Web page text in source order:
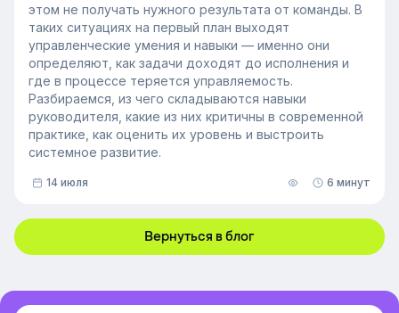
этом не получать нужного результата от команды. В
таких ситуациях на первый план выходят
управленческие умения и навыки — именно они
определяют, как задачи доходят до исполнения и
где в процессе теряется управляемость.
Разбираемся, из чего складываются навыки
руководителя, какие из них критичны в современной
практике, как оценить их уровень и выстроить
системное развитие.
14 июля 6 минут
Вернуться в блог